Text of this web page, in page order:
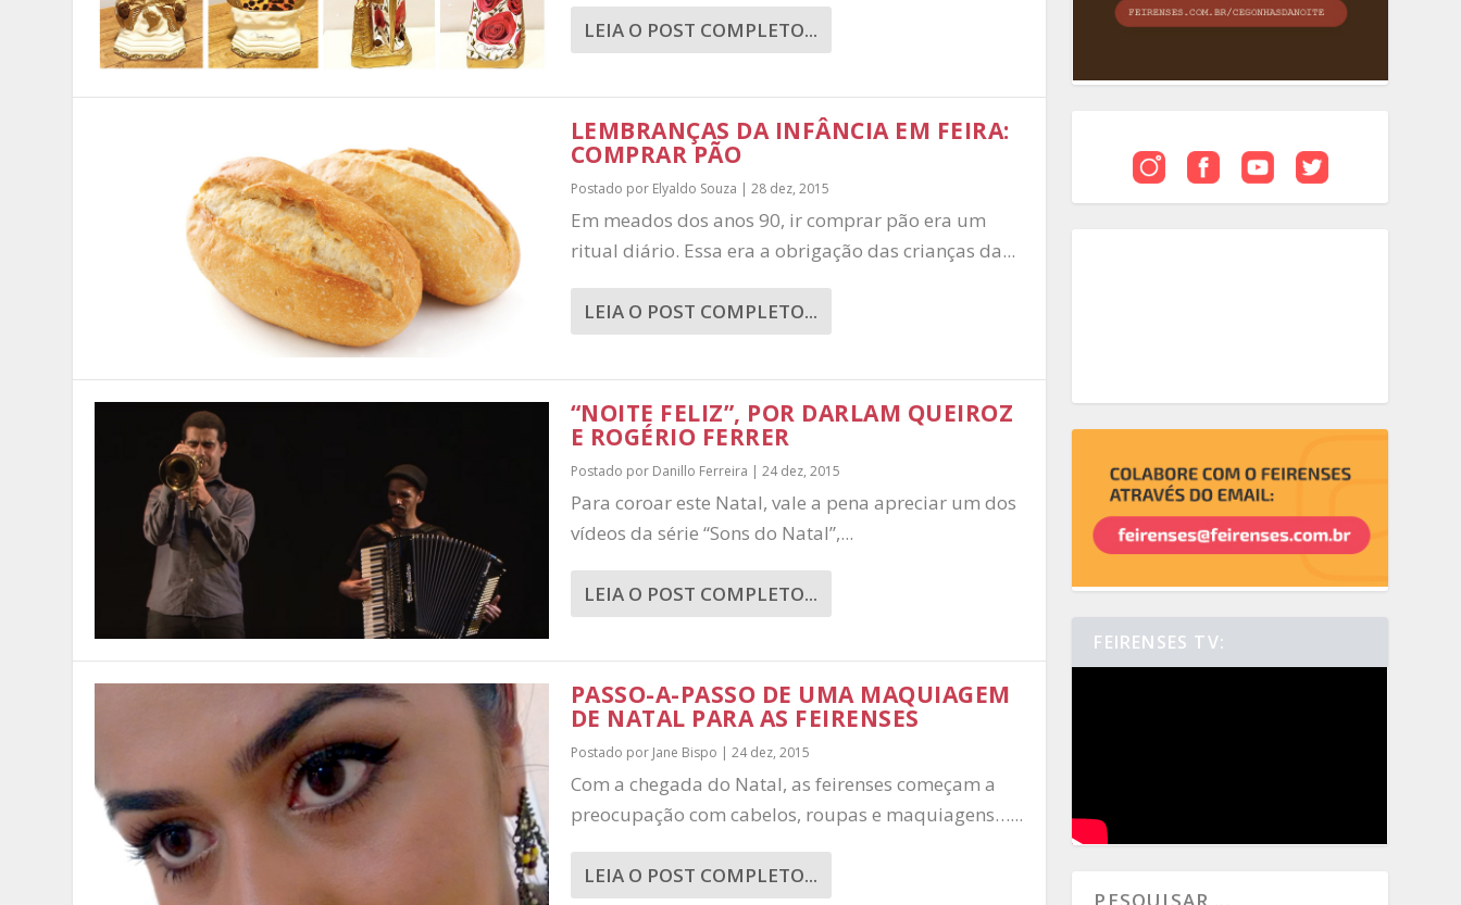
LEIA O POST COMPLETO...
LEMBRANÇAS DA INFÂNCIA EM FEIRA:
COMPRAR PÃO
Postado por Elyaldo Souza 28 dez, 2015
Em meados dos anos 90, ir comprar pão era um
ritual diário. Essa era a obrigação das crianças da...
LEIA O POST COMPLETO...
“NOITE FELIZ”, POR DARLAM QUEIROZ
E ROGÉRIO FERRER
Postado por Danillo Ferreira | 24 dez, 2015
Para coroar este Natal, vale a pena apreciar um dos
vídeos da série “Sons do Natal”,...
LEIA O POST COMPLETO...
PASSO-A-PASSO DE UMA MAQUIAGEM
DE NATAL PARA AS FEIRENSES
Postado por Jane Bispo 24 dez, 2015
Com a chegada do Natal, as feirenses começam a
preocupação com cabelos, roupas e maquiagens…...
LEIA O POST COMPLETO...
FEIRENSES TV: